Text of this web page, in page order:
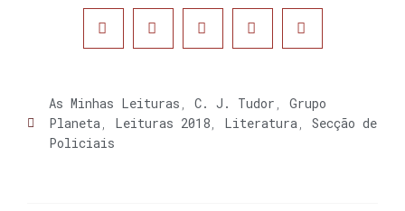
As Minhas Leituras , C. J. Tudor , Grupo
Planeta, Leituras 2018, Literatura, Secção de
Policiais